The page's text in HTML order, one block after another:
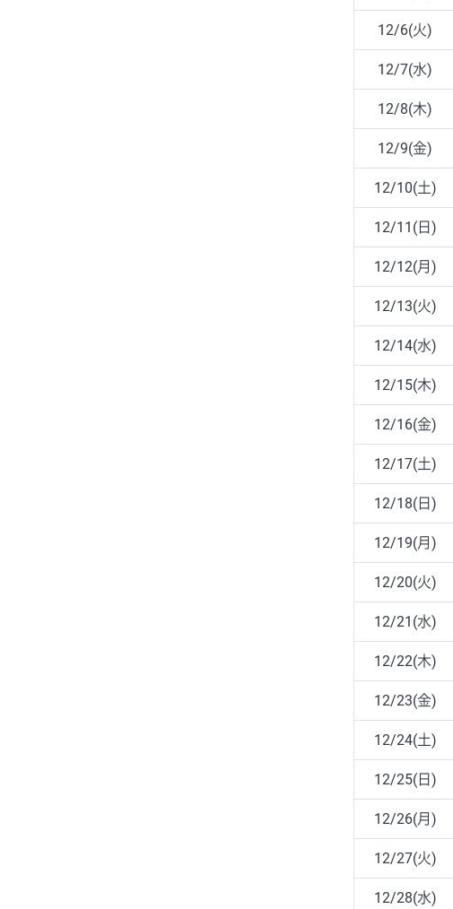
12/6(火)
12/7(水)
12/8(木)
12/9(金)
12/10(土)
12/11(日)
12/12(月)
12/13(火)
12/14(水)
12/15(木)
12/16(金)
12/17(土)
12/18(日)
12/19(月)
12/20(火)
12/21(水)
12/22(木)
12/23(金)
12/24(土)
12/25(日)
12/26(月)
12/27(火)
12/28(水)